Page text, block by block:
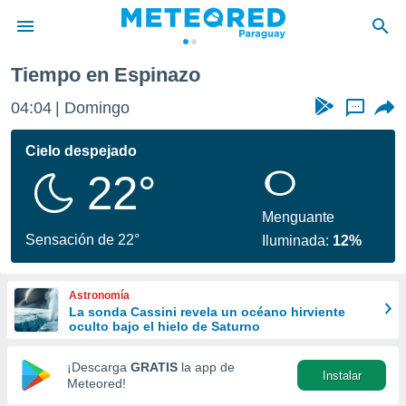
de
ha
calidad.
a este
las
y
forma
digital
basada
Tiempo en Espinazo
04:04 Domingo ...
Cielo despejado
22°
Sensación de 22°
Menguante
Iluminada: 12%
Astronomía
La sonda Cassini revela un océano hirviente
oculto bajo el hielo de Saturno
¡Descarga GRATIS la app de
Meteored!
Instalar